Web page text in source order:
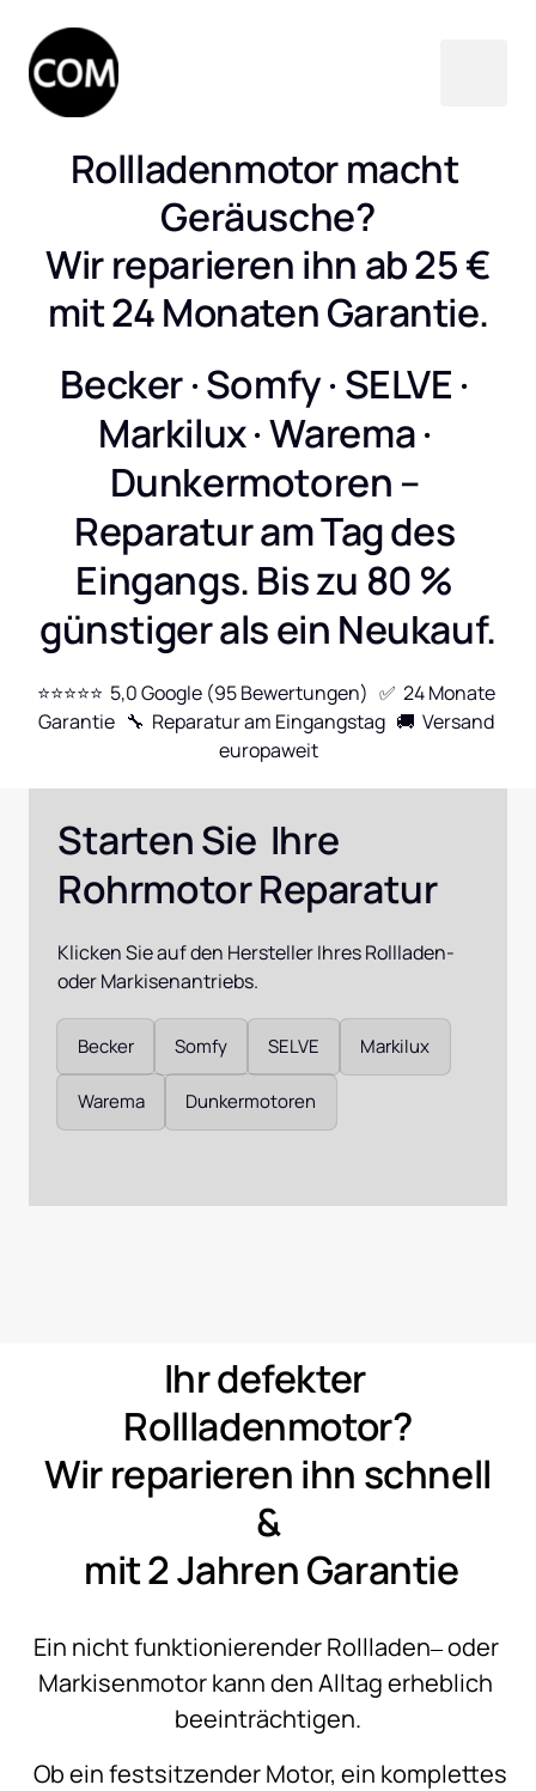
Rollladenmotor macht
Geräusche?
Wir reparieren ihn ab 25 €
mit 24 Monaten Garantie.
Becker · Somfy · SELVE ·
Markilux · Warema ·
Dunkermotoren –
Reparatur am Tag des
Eingangs. Bis zu 80 %
günstiger als ein Neukauf.
⭐⭐⭐⭐⭐  5,0 Google (95 Bewertungen)   ✅  24 Monate
Garantie   🔧  Reparatur am Eingangstag   🚚  Versand
europaweit
Starten Sie  Ihre
Rohrmotor Reparatur
Klicken Sie auf den Hersteller Ihres Rollladen-
oder Markisenantriebs.
Becker Somfy SELVE Markilux
Warema Dunkermotoren
Ihr
defekter
Rollladenmotor?
Wir reparieren ihn
&
mit 2 Jahren Garantie
Ein nicht funktionierender Rollladen‒
oder
Markisenmotor kann den Alltag
beeinträchtigen.
Ob ein festsitzender Motor, ein